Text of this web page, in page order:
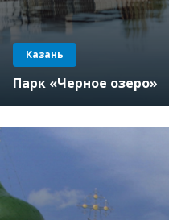
Казань
Парк «Черное озеро»